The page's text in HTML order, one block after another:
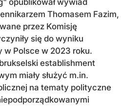
Thomasem Fazim,
przez Komisję
się do wyniku
w Polsce w 2023 roku.
establishment
miały służyć m.in.
na tematy polityczne